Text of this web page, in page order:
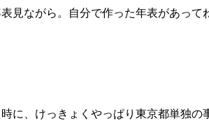
見ながら。自分で作った年表があっ
に、けっきょくやっぱり東京都単独